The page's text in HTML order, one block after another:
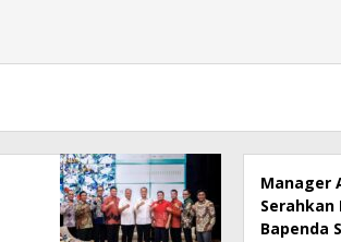
Manager
Serahkan
Bapenda